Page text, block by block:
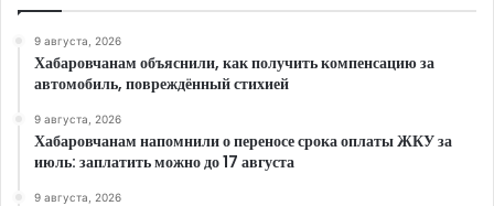
9 августа, 2026
Хабаровчанам объяснили, как получить компенсацию за
автомобиль, повреждённый стихией
9 августа, 2026
Хабаровчанам напомнили о переносе срока оплаты ЖКУ за
июль: заплатить можно до 17 августа
9 августа, 2026